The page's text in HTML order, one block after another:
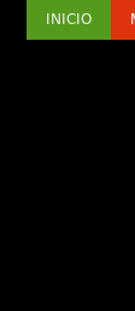
INICIO